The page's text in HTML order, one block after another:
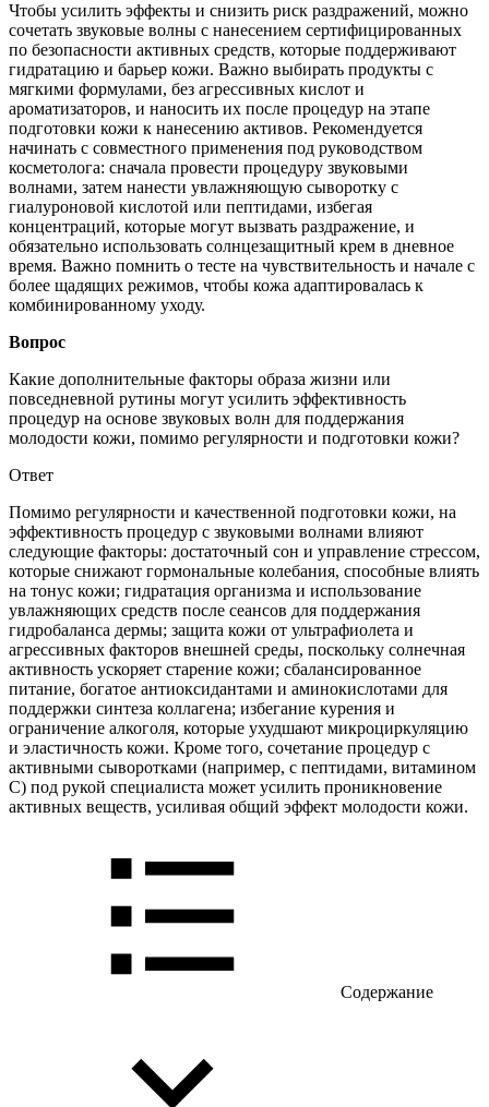
Чтобы усилить эффекты и снизить риск раздражений, можно
сочетать звуковые волны с нанесением сертифицированных
по безопасности активных средств, которые поддерживают
гидратацию и барьер кожи. Важно выбирать продукты с
мягкими формулами, без агрессивных кислот и
ароматизаторов, и наносить их после процедур на этапе
подготовки кожи к нанесению активов. Рекомендуется
начинать с совместного применения под руководством
косметолога: сначала провести процедуру звуковыми
волнами, затем нанести увлажняющую сыворотку с
гиалуроновой кислотой или пептидами, избегая
концентраций, которые могут вызвать раздражение, и
обязательно использовать солнцезащитный крем в дневное
время. Важно помнить о тесте на чувствительность и начале с
более щадящих режимов, чтобы кожа адаптировалась к
комбинированному уходу.
Вопрос
Какие дополнительные факторы образа жизни или
повседневной рутины могут усилить эффективность
процедур на основе звуковых волн для поддержания
молодости кожи, помимо регулярности и подготовки кожи?
Ответ
Помимо регулярности и качественной подготовки кожи, на
эффективность процедур с звуковыми волнами влияют
следующие факторы: достаточный сон и управление стрессом,
которые снижают гормональные колебания, способные влиять
на тонус кожи; гидратация организма и использование
увлажняющих средств после сеансов для поддержания
гидробаланса дермы; защита кожи от ультрафиолета и
агрессивных факторов внешней среды, поскольку солнечная
активность ускоряет старение кожи; сбалансированное
питание, богатое антиоксидантами и аминокислотами для
поддержки синтеза коллагена; избегание курения и
ограничение алкоголя, которые ухудшают микроциркуляцию
и эластичность кожи. Кроме того, сочетание процедур с
активными сыворотками (например, с пептидами, витамином
C) под рукой специалиста может усилить проникновение
активных веществ, усиливая общий эффект молодости кожи.
Содержание